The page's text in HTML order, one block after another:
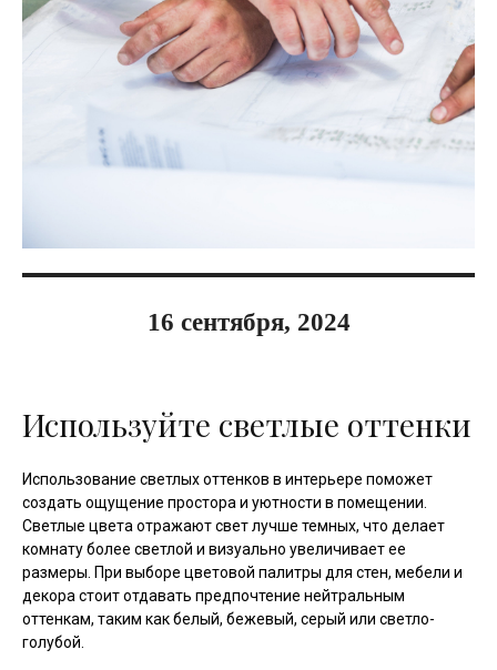
16 сентября, 2024
Используйте светлые оттенки
Использование светлых оттенков в интерьере поможет
создать ощущение простора и уютности в помещении.
Светлые цвета отражают свет лучше темных, что делает
комнату более светлой и визуально увеличивает ее
размеры. При выборе цветовой палитры для стен, мебели и
декора стоит отдавать предпочтение нейтральным
оттенкам, таким как белый, бежевый, серый или светло-
голубой.